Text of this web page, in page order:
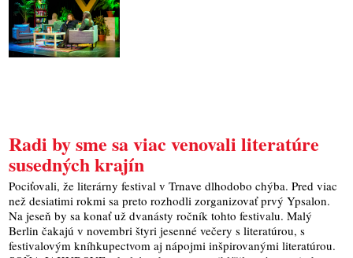
Radi by sme sa viac venovali literatúre
susedných krajín
Pociťovali, že literárny festival v Trnave dlhodobo chýba. Pred viac
než desiatimi rokmi sa preto rozhodli zorganizovať prvý Ypsalon.
Na jeseň by sa konať už dvanásty ročník tohto festivalu. Malý
Berlin čakajú v novembri štyri jesenné večery s literatúrou, s
festivalovým kníhkupectvom aj nápojmi inšpirovanými literatúrou.